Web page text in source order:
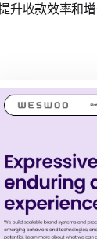
收款效率和